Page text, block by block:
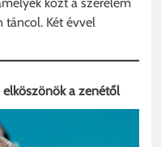
táncol. Két évvel
elköszönök a zenétől